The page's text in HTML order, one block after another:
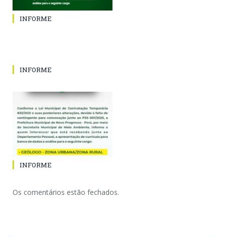
INFORME
INFORME
INFORME
Os comentários estão fechados.